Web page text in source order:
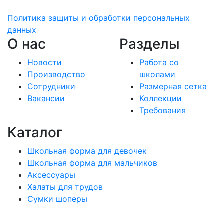
Политика защиты и обработки персональных
данных
О нас
Новости
Производство
Сотрудники
Вакансии
Разделы
Работа со
школами
Размерная сетка
Коллекции
Требования
Каталог
Школьная форма для девочек
Школьная форма для мальчиков
Аксессуары
Халаты для трудов
Сумки шоперы